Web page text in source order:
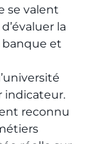
se valent
la
banque et
indicateur.
reconnu